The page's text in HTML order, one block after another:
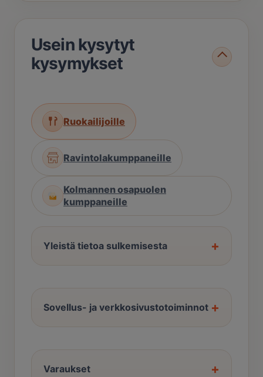
Usein kysytyt
kysymykset
Ruokailijoille
Ravintolakumppaneille
Kolmannen osapuolen
kumppaneille
Yleistä tietoa sulkemisesta +
Sovellus- ja verkkosivustotoiminnot +
Varaukset +